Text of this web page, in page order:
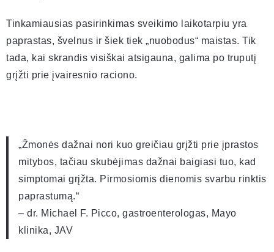
Tinkamiausias pasirinkimas sveikimo laikotarpiu yra
paprastas, švelnus ir šiek tiek „nuobodus“ maistas. Tik
tada, kai skrandis visiškai atsigauna, galima po truputį
grįžti prie įvairesnio raciono.
„Žmonės dažnai nori kuo greičiau grįžti prie įprastos
mitybos, tačiau skubėjimas dažnai baigiasi tuo, kad
simptomai grįžta. Pirmosiomis dienomis svarbu rinktis
paprastumą.“
– dr. Michael F. Picco, gastroenterologas, Mayo
klinika, JAV